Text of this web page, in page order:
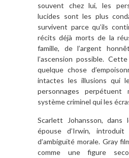
souvent chez lui, les
lucides sont les plus
survivent parce qu’ils
récits déjà morts de la
famille, de l’argent
l’ascension possible.
quelque chose
intactes les illusions qui
personnages perpétuent
système criminel qui les
Scarlett Johansson, dans
épouse d’Irwin,
d’ambiguïté morale. Gray
comme une figure